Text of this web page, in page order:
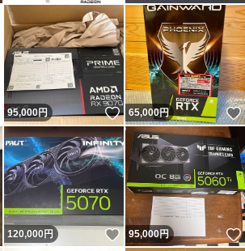
いいね！
95,000円 いいね！
65,000円
いいね！
120,000 円 いいね！
95,000円